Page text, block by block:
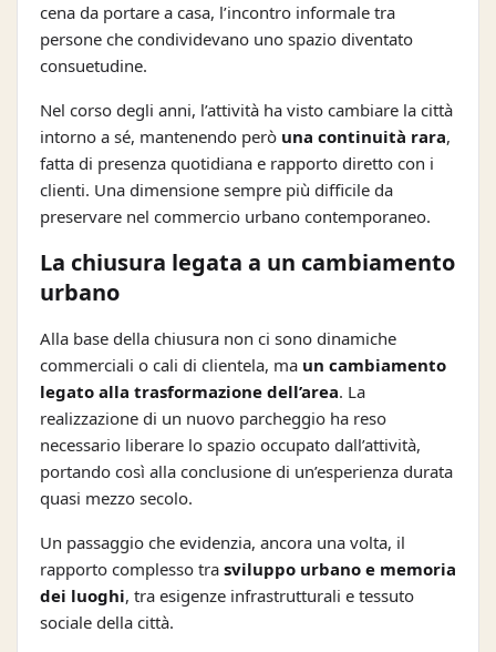
cena da portare a casa, l’incontro informale tra
persone che condividevano uno spazio diventato
consuetudine.
Nel corso degli anni, l’attività ha visto cambiare la città
intorno a sé, mantenendo però una continuità rara,
fatta di presenza quotidiana e rapporto diretto con i
clienti. Una dimensione sempre più difficile da
preservare nel commercio urbano contemporaneo.
La chiusura legata a un cambiamento
urbano
Alla base della chiusura non ci sono dinamiche
commerciali o cali di clientela, ma un cambiamento
legato alla trasformazione dell’area. La
realizzazione di un nuovo parcheggio ha reso
necessario liberare lo spazio occupato dall’attività,
portando così alla conclusione di un’esperienza durata
quasi mezzo secolo.
Un passaggio che evidenzia, ancora una volta, il
rapporto complesso tra sviluppo urbano e memoria
dei luoghi, tra esigenze infrastrutturali e tessuto
sociale della città.